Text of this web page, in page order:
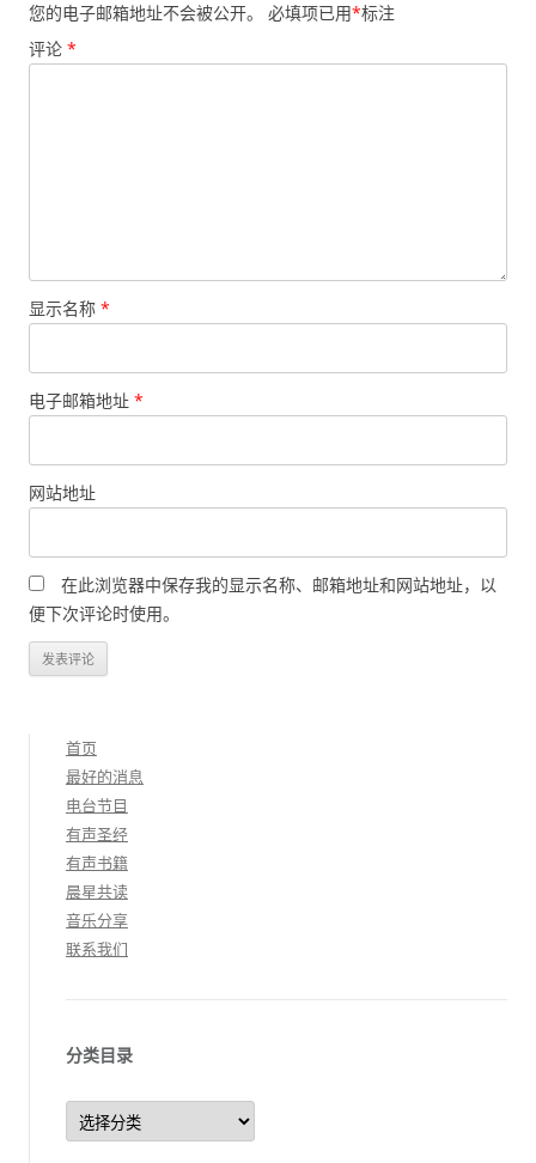
您的电子邮箱地址不会被公开。 必填项已用*标注
评论 *
显示名称 *
电子邮箱地址 *
网站地址
在此浏览器中保存我的显示名称、邮箱地址和网站地址，以
便下次评论时使用。
首页
最好的消息
电台节目
有声圣经
有声书籍
晨星共读
音乐分享
联系我们
分类目录
分
类
目